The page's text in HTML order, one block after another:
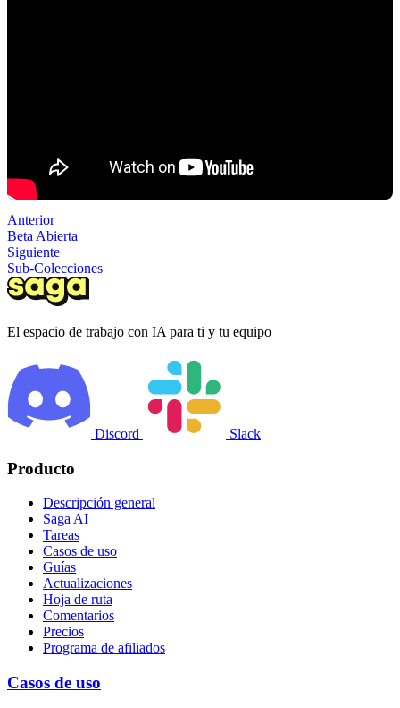
Anterior
Beta Abierta
Siguiente
Sub-Colecciones
El espacio de trabajo con IA para ti y tu equipo
Discord Slack
Producto
Descripción general
Saga AI
Tareas
Casos de uso
Guías
Actualizaciones
Hoja de ruta
Comentarios
Precios
Programa de afiliados
Casos de uso